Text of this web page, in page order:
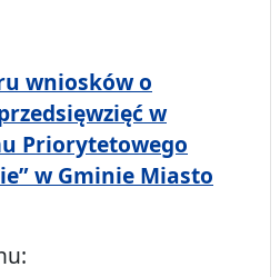
wniosków o
w
Priorytetowego
w Gminie Miasto